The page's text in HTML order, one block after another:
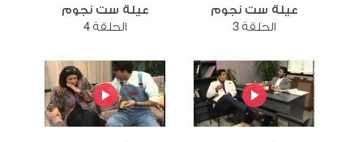
عيلة ست نجوم
الحلقة 3
عيلة ست نجوم
الحلقة 4